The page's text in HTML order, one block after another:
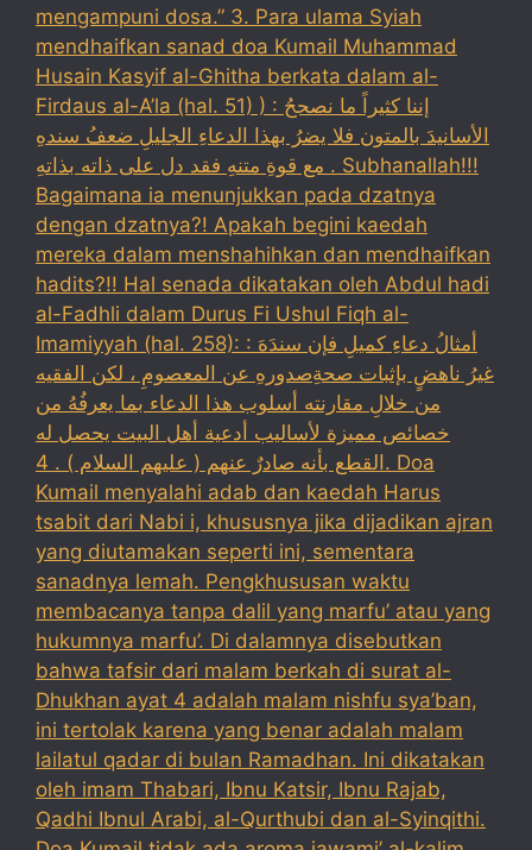
mengampuni dosa.” 3. Para ulama Syiah
mendhaifkan sanad doa Kumail Muhammad
Husain Kasyif al-Ghitha berkata dalam al-
Firdaus al-A’la (hal. 51) ) : إننا كثيراً ما نصححُ
الأسانيدَ بالمتون فلا يضرُ بهذا الدعاءِ الجليلِ ضعفُ سندهِ
مع قوةِ متنهِ فقد دل على ذاته بذاتهِ . Subhanallah!!!
Bagaimana ia menunjukkan pada dzatnya
dengan dzatnya?! Apakah begini kaedah
mereka dalam menshahihkan dan mendhaifkan
hadits?!! Hal senada dikatakan oleh Abdul hadi
al-Fadhli dalam Durus Fi Ushul Fiqh al-
Imamiyyah (hal. 258): : أمثالُ دعاءِ كميلِ فإن سندَهَ
غيرُ ناهضٍ بإثبات صحةِصدورهِ عن المعصومِ ، لكن الفقيه
من خلالِ مقارنته أسلوب هذا الدعاء بما يعرفُهُ من
خصائص مميزة لأساليب أدعية أهل البيت يحصل له
القطع بأنه صادرٌ عنهم ( عليهم السلام ) . 4. Doa
Kumail menyalahi adab dan kaedah Harus
tsabit dari Nabi i, khususnya jika dijadikan ajran
yang diutamakan seperti ini, sementara
sanadnya lemah. Pengkhususan waktu
membacanya tanpa dalil yang marfu’ atau yang
hukumnya marfu’. Di dalamnya disebutkan
bahwa tafsir dari malam berkah di surat al-
Dhukhan ayat 4 adalah malam nishfu sya’ban,
ini tertolak karena yang benar adalah malam
lailatul qadar di bulan Ramadhan. Ini dikatakan
oleh imam Thabari, Ibnu Katsir, Ibnu Rajab,
Qadhi Ibnul Arabi, al-Qurthubi dan al-Syinqithi.